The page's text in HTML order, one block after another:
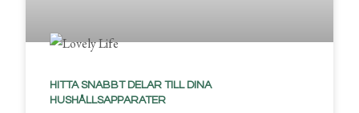
HITTA SNABBT DELAR TILL DINA
HUSHÅLLSAPPARATER